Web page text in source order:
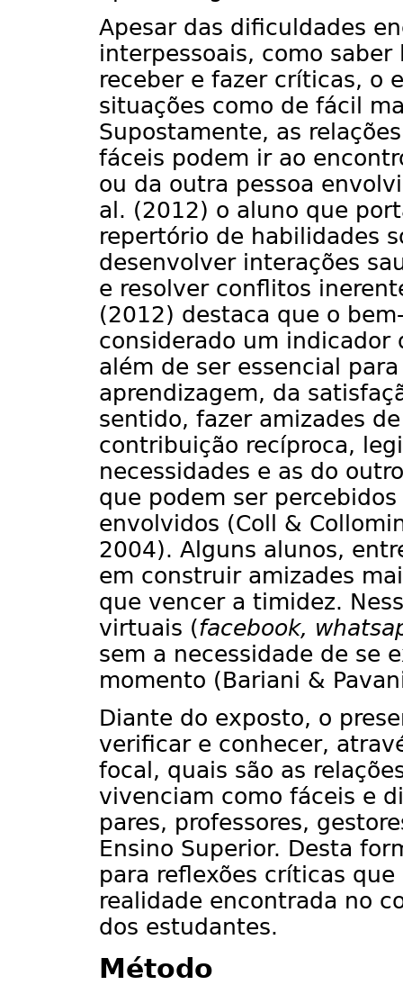
Apesar das dificuldades
interpessoais, como
receber e fazer críticas, o
situações como de fácil
Supostamente, as
fáceis podem ir ao
ou da outra pessoa
al. (2012) o aluno que
repertório de habilidades
desenvolver interações
e resolver conflitos
(2012) destaca que o
considerado um
além de ser essencial
aprendizagem, da
sentido, fazer amizades
contribuição recíproca,
necessidades e as do
que podem ser
envolvidos (Coll &
2004). Alguns alunos,
em construir amizades
que vencer a timidez.
virtuais (facebook,
sem a necessidade de se
momento (Bariani &
Diante do exposto, o
verificar e conhecer,
focal, quais são as
vivenciam como fáceis e
pares, professores,
Ensino Superior. Desta
para reflexões críticas
realidade encontrada no
dos estudantes.
Método